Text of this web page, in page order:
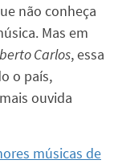
não conheça
Mas em
Carlos, essa
o país,
ouvida
músicas de